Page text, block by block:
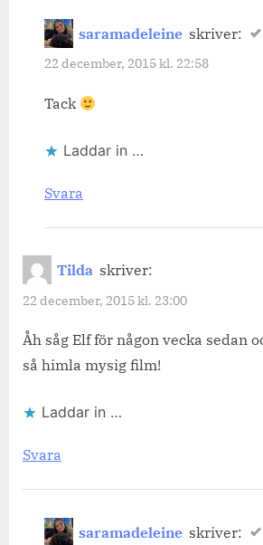
saramadeleine skriver:
22 december, 2015 kl. 22:58
Tack
Laddar in …
Svara
Tilda skriver:
22 december, 2015 kl. 23:00
Åh såg Elf för någon vecka sedan
så himla mysig film!
Laddar in …
Svara
saramadeleine skriver: